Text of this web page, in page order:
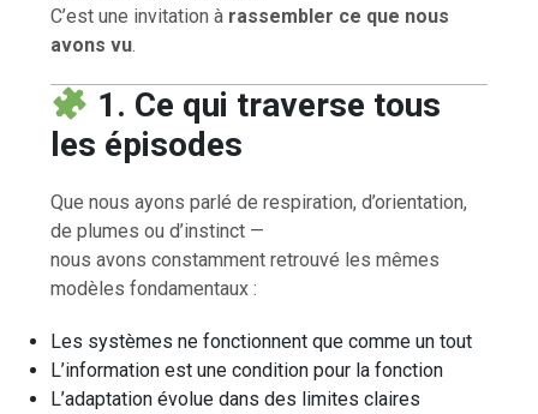
C’est une invitation à rassembler ce que nous
avons vu.
1. Ce qui traverse tous
les épisodes
Que nous ayons parlé de respiration, d’orientation,
de plumes ou d’instinct —
nous avons constamment retrouvé les mêmes
modèles fondamentaux :
Les systèmes ne fonctionnent que comme un tout
L’information est une condition pour la fonction
L’adaptation évolue dans des limites claires